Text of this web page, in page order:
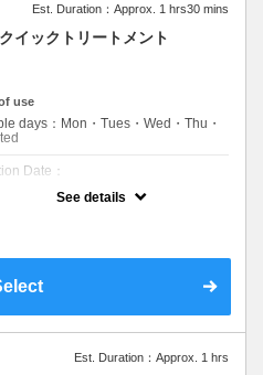
Est. Duration：Approx. 1 hrs30 mins
イックトリートメント
use
days：Mon・Tues・Wed・Thu・
Date：
定の平日のみのクーポンです★
ポン●シャンプーブロー込●ロング料
せて頂きます●選べるシャンプー付き●
See details
Est. Duration：Approx. 1 hrs